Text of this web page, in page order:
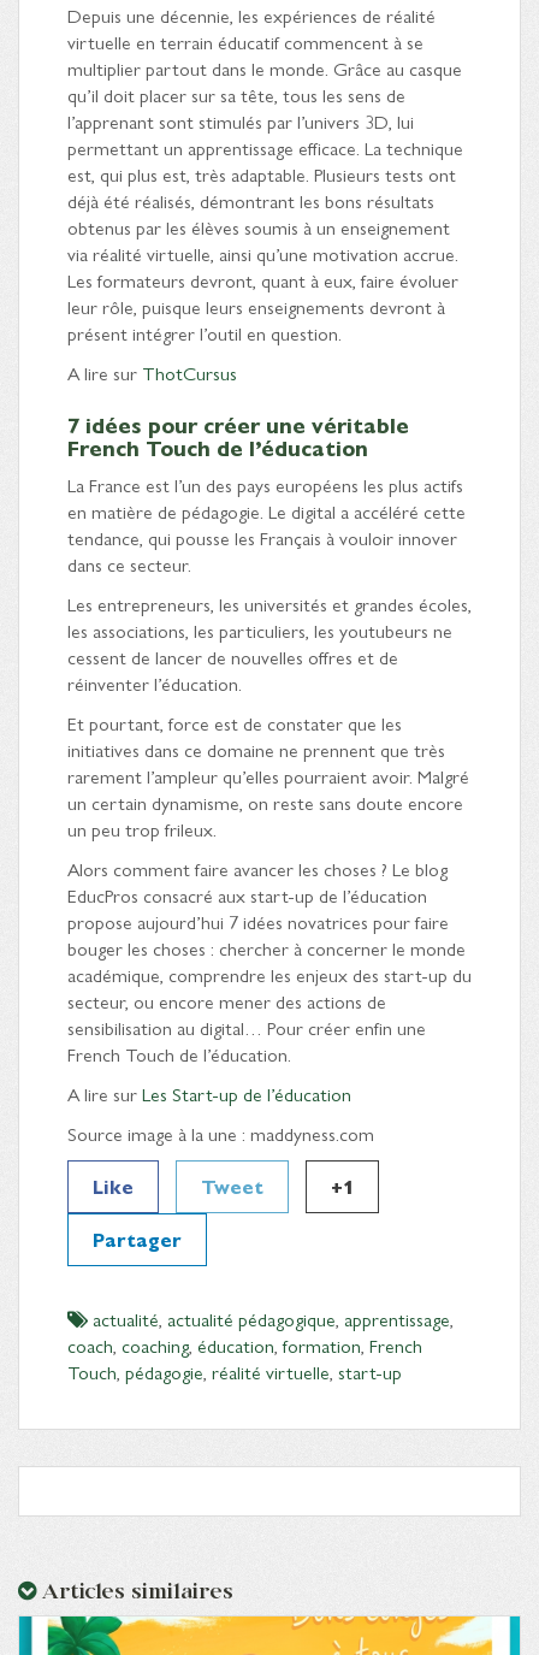
Depuis une décennie, les expériences de réalité
virtuelle en terrain éducatif commencent à se
multiplier partout dans le monde. Grâce au casque
qu’il doit placer sur sa tête, tous les sens de
l’apprenant sont stimulés par l’univers 3D, lui
permettant un apprentissage efficace. La technique
est, qui plus est, très adaptable. Plusieurs tests ont
déjà été réalisés, démontrant les bons résultats
obtenus par les élèves soumis à un enseignement
via réalité virtuelle, ainsi qu’une motivation accrue.
Les formateurs devront, quant à eux, faire évoluer
leur rôle, puisque leurs enseignements devront à
présent intégrer l’outil en question.
A lire sur ThotCursus
7 idées pour créer une véritable
French Touch de l’éducation
La France est l’un des pays européens les plus actifs
en matière de pédagogie. Le digital a accéléré cette
tendance, qui pousse les Français à vouloir innover
dans ce secteur.
Les entrepreneurs, les universités et grandes écoles,
les associations, les particuliers, les youtubeurs ne
cessent de lancer de nouvelles offres et de
réinventer l’éducation.
Et pourtant, force est de constater que les
initiatives dans ce domaine ne prennent que très
rarement l’ampleur qu’elles pourraient avoir. Malgré
un certain dynamisme, on reste sans doute encore
un peu trop frileux.
Alors comment faire avancer les choses ? Le blog
EducPros consacré aux start-up de l’éducation
propose aujourd’hui 7 idées novatrices pour faire
bouger les choses : chercher à concerner le monde
académique, comprendre les enjeux des start-up du
secteur, ou encore mener des actions de
sensibilisation au digital… Pour créer enfin une
French Touch de l’éducation.
A lire surLes Start-up de l’éducation
Source image à la une : maddyness.com
Like
Tweet
+1
Partager
actualité, actualité pédagogique, apprentissage,
coach, coaching, éducation,formation, French
Touch, pédagogie, réalité virtuelle, start-up
Articles similaires